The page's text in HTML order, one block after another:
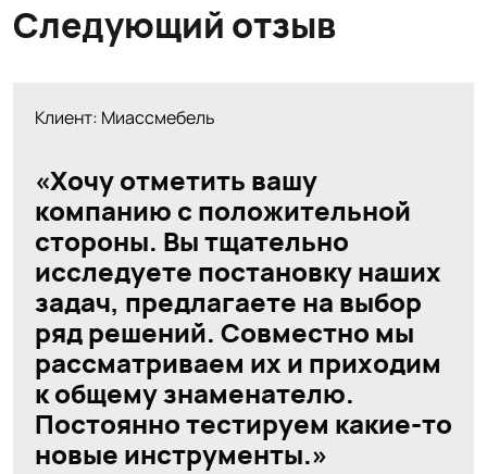
Следующий отзыв
Клиент: Миассмебель
«Хочу отметить вашу
компанию с положительной
стороны. Вы тщательно
исследуете постановку наших
задач, предлагаете на выбор
ряд решений. Совместно мы
рассматриваем их и приходим
к общему знаменателю.
Постоянно тестируем какие-то
новые инструменты.»